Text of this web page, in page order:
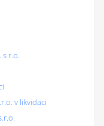
s r.o.
v likvidaci